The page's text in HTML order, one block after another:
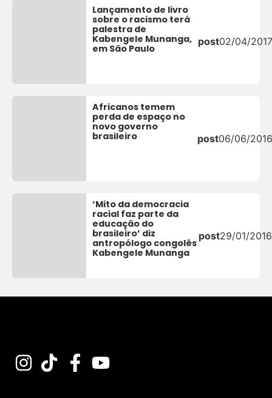
Lançamento de livro
sobre o racismo terá
palestra de
Kabengele Munanga,
em São Paulo
post02/04/2017
Africanos temem
perda de espaço no
novo governo
brasileiro
post06/06/
‘Mito da democracia
racial faz parte da
educação do
brasileiro’ diz
antropólogo congolês
Kabengele Munanga
post29/01/2016